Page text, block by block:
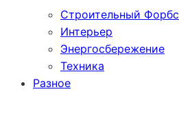
Строительный Форбс
Интерьер
Энергосбережение
Техника
Разное